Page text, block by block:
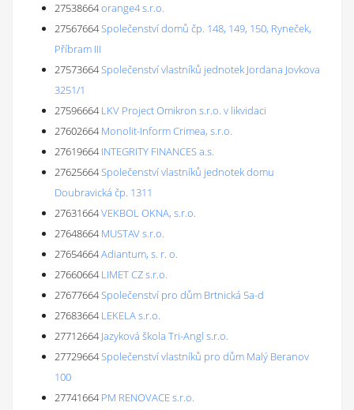
27538664orange4 s.r.o.
27567664Společenství domů čp. 148, 149, 150, Ryneček,
Příbram III
27573664Společenství vlastníků jednotek Jordana Jovkova
3251/1
27596664 LKV Project Omikron s.r.o. v likvidaci
27602664 Monolit-Inform Crimea, s.r.o.
27619664 INTEGRITY FINANCES a.s.
27625664Společenství vlastníků jednotek domu
Doubravická čp. 1311
27631664VEKBOL OKNA, s.r.o.
27648664 MUSTAV s.r.o.
27654664Adiantum, s. r. o.
27660664 LIMET CZ s.r.o.
27677664Společenství pro dům Brtnická 5a-d
27683664 LEKELA s.r.o.
27712664 Jazyková škola Tri-Angl s.r.o.
27729664Společenství vlastníků pro dům Malý Beranov
100
27741664 PM RENOVACE s.r.o.